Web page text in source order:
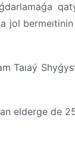
jol
elderge de